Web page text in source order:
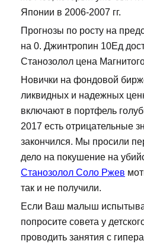
Японии в 2006-2007 гг.
Прогнозы по росту на
на 0. Джинтропин 10Ед
Станозолол цена
Новички на фондовой
ликвидных и надежных
включают в портфель
2017 есть отрицательные
закончился. Мы просили
дело на покушение на
Станозолол Соло Ржев
так и не получили.
Если Ваш малыш
попросите совета у
проводить занятия с